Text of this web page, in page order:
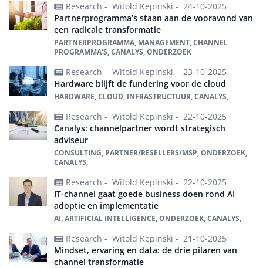
Research - Witold Kepinski - 24-10-2025
Partnerprogramma’s staan aan de vooravond van
een radicale transformatie
PARTNERPROGRAMMA, MANAGEMENT, CHANNEL
PROGRAMMA'S, CANALYS, ONDERZOEK
Research - Witold Kepinski - 23-10-2025
Hardware blijft de fundering voor de cloud
HARDWARE, CLOUD, INFRASTRUCTUUR, CANALYS,
Research - Witold Kepinski - 22-10-2025
Canalys: channelpartner wordt strategisch
adviseur
CONSULTING, PARTNER/RESELLERS/MSP, ONDERZOEK,
CANALYS,
Research - Witold Kepinski - 22-10-2025
IT-channel gaat goede business doen rond AI
adoptie en implementatie
AI, ARTIFICIAL INTELLIGENCE, ONDERZOEK, CANALYS,
Research - Witold Kepinski - 21-10-2025
Mindset, ervaring en data: de drie pilaren van
channel transformatie